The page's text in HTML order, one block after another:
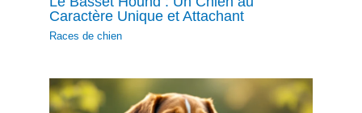
Caractère Unique et Attachant
Races de chien